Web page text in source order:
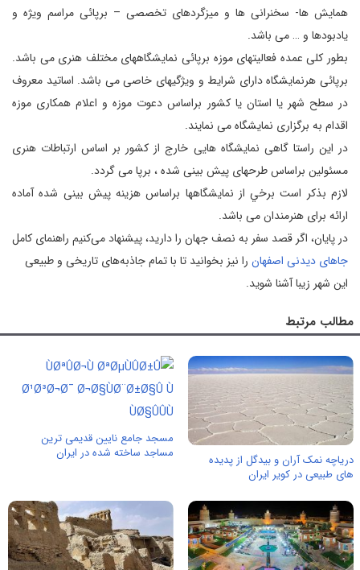
همايش ها- سخنرانی ها و ميزگردهای تخصصی – برپائی مراسم ويژه و
يادبودها و … می باشد.
بطور كلی عمده فعاليتهای موزه برپائی نمايشگاههای مختلف هنری می باشد.
برپائی هرنمايشگاه دارای شرايط و ويژگيهای خاصی می باشد. اساتيد معروف
در سطح شهر يا استان يا كشور براساس دعوت موزه و اعلام همكاری موزه
اقدام به برگزاری نمايشگاه می نمايند.
در اين راستا گاهی نمايشگاه هايی خارج از كشور بر اساس ارتباطات هنری
مسئولين براساس طرحهای پيش بينی شده ، برپا می گردد.
لازم بذكر است برخي از نمايشگاهها براساس هزينه پيش بينی شده آماده
ارائه برای هنرمندان می باشد.
در پایان، اگر قصد سفر به نصف جهان را دارید، پیشنهاد می‌کنیم راهنمای کامل
جاهای دیدنی اصفهان را نیز بخوانید تا با تمام جاذبه‌های تاریخی و طبیعی
این شهر زیبا آشنا شوید.
مطالب مرتبط
دریاچه نمک آران و بیدگل از پدیده
های طبیعی در کویر ایران
مسجد جامع نایین قدیمی ترین
مساجد ساخته شده در ایران